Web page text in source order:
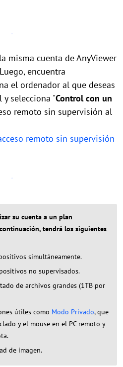
misma cuenta de AnyViewer
encuentra
el ordenador al que deseas
y selecciona "Control con un
remoto sin supervisión al
remoto sin supervisión
su cuenta a un plan
continuación, tendrá los siguientes
simultáneamente.
no supervisados.
de archivos grandes (1TB por
útiles como Modo Privado, que
y el mouse en el PC remoto y
de imagen.